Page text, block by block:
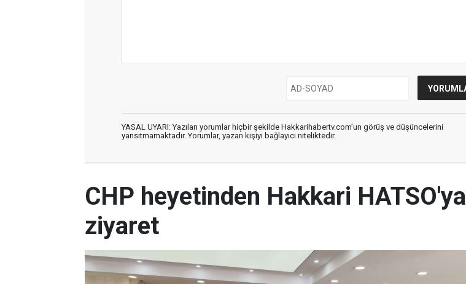
YASAL UYARI: Yazılan yorumlar hiçbir şekilde Hakkarihabertv.com’un görüş ve düşüncelerini
yansıtmamaktadır. Yorumlar, yazan kişiyi bağlayıcı niteliktedir.
CHP heyetinden Hakkari HATSO'ya
ziyaret